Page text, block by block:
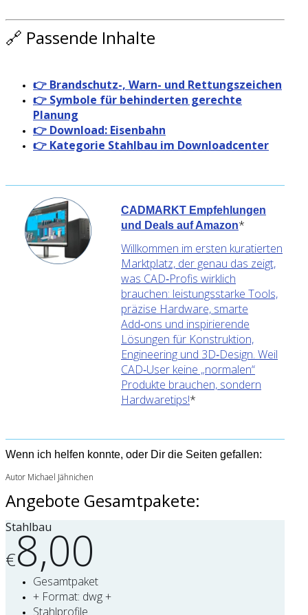
🔗 Passende Inhalte
👉 Brandschutz-, Warn- und Rettungszeichen
👉 Symbole für behinderten gerechte
Planung
👉 Download: Eisenbahn
👉 Kategorie Stahlbau im Downloadcenter
CADMARKT Empfehlungen
und Deals auf Amazon*
Willkommen im ersten kuratierten
Marktplatz, der genau das zeigt,
was CAD‑Profis wirklich
brauchen: leistungsstarke Tools,
präzise Hardware, smarte
Add‑ons und inspirierende
Lösungen für Konstruktion,
Engineering und 3D‑Design. Weil
CAD‑User keine „normalen“
Produkte brauchen, sondern
Hardwaretips!*
Wenn ich helfen konnte, oder Dir die Seiten gefallen:
Autor Michael Jähnichen
Angebote Gesamtpakete:
Stahlbau
€8,00
Gesamtpaket
+ Format: dwg +
Stahlprofile